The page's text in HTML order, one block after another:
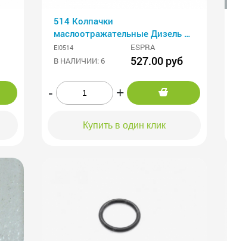
514 Колпачки
маслоотражательные Дизель к-
т 16шт ESPRA
EI0514
ESPRA
В НАЛИЧИИ: 6
527.00 руб
- +
Купить в один клик